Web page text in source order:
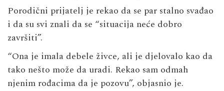
Porodični prijatelj je rekao da se par stalno svađao
i da su svi znali da se “situacija neće dobro
završiti”.
“Ona je imala debele živce, ali je djelovalo kao da
tako nešto može da uradi. Rekao sam odmah
njenim rođacima da je pozovu”, objasnio je.